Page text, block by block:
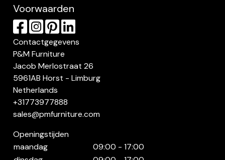
Voorwaarden
Contactgegevens
P&M Furniture
Jacob Merlostraat 26
5961AB Horst - Limburg
Netherlands
+31773977888
sales@pmfurniture.com
Openingstijden
maandag
09:00 - 17:00